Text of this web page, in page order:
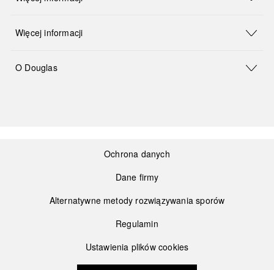
Więcej informacji
O Douglas
Ochrona danych
Dane firmy
Alternatywne metody rozwiązywania sporów
Regulamin
Ustawienia plików cookies